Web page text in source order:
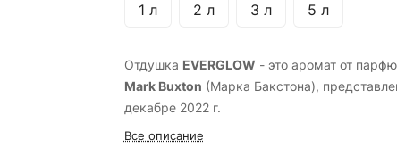
1 л 2 л 3 л 5 л
Отдушка EVERGLOW - это аромат от
Mark Buxton (Марка Бакстона),
декабре 2022 г.
Все описание